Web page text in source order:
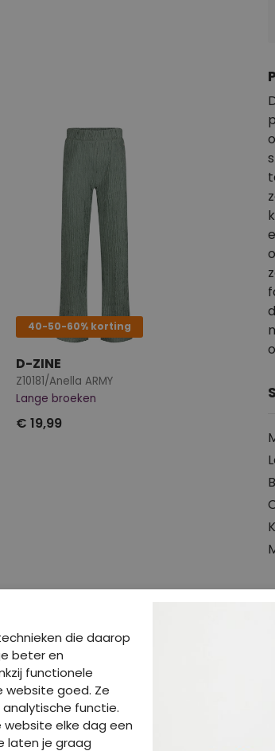
40-50-60% korting
D-ZINE
Z10181/Anella ARMY
Lange broeken
€ 19,99
die daarop
beter en
functionele
website goed. Ze
functie.
website elke dag een
laten je graag